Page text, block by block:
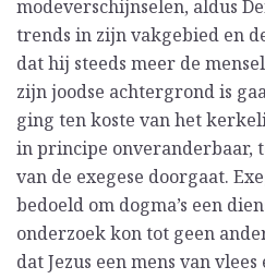
modeverschijnselen, aldus
trends in zijn vakgebied en
dat hij steeds meer de
zijn joodse achtergrond is
ging ten koste van het
in principe onveranderbaar,
van de exegese doorgaat.
bedoeld om dogma’s een
onderzoek kon tot geen
dat Jezus een mens van